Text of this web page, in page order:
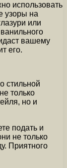
использовать
узоры на
или
вашему
его.
стильной
только
но и
подать и
не только
Приятного